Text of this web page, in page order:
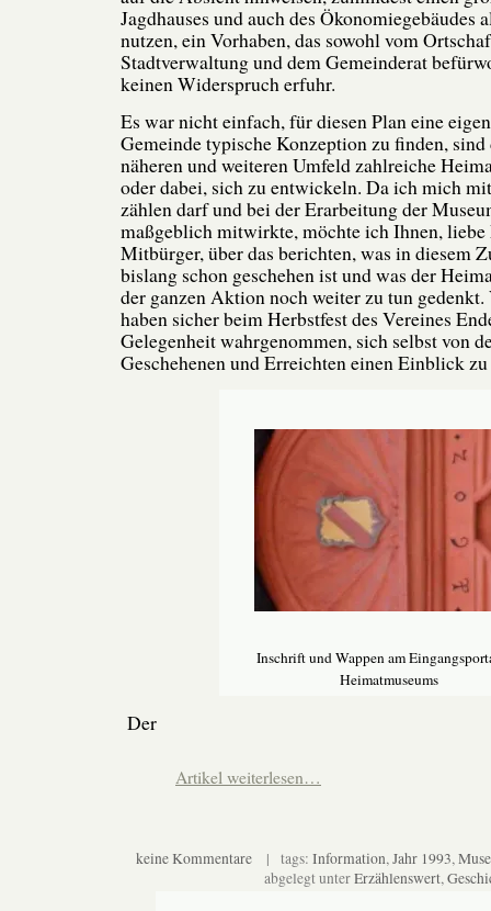
Jagdhauses und auch des Ökonomiegebäudes
nutzen, ein Vorhaben, das sowohl vom
Stadtverwaltung und dem Gemeinderat
keinen Widerspruch erfuhr.
Es war nicht einfach, für diesen Plan eine
Gemeinde typische Konzeption zu finden,
näheren und weiteren Umfeld zahlreiche
oder dabei, sich zu entwickeln. Da ich mich
zählen darf und bei der Erarbeitung der
maßgeblich mitwirkte, möchte ich Ihnen,
Mitbürger, über das berichten, was in diesem
bislang schon geschehen ist und was der
der ganzen Aktion noch weiter zu tun
haben sicher beim Herbstfest des Vereines
Gelegenheit wahrgenommen, sich selbst von
Geschehenen und Erreichten einen Einblick
Inschrift und Wappen am
Heimatmuseums
Der
Artikel weiterlesen…
keine Kommentare| tags: Information, Jahr 1993,
abgelegt unterErzählenswert,